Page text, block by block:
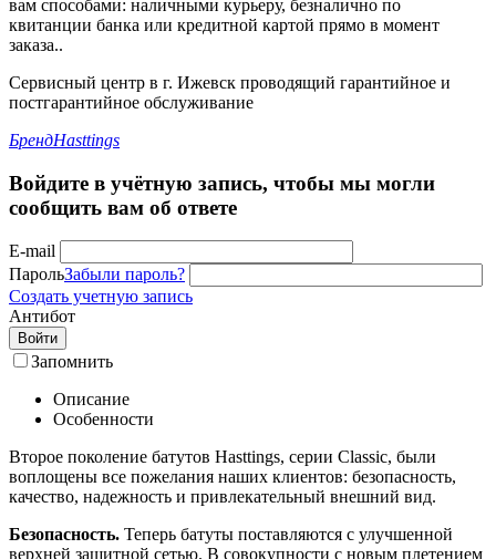
вам способами: наличными курьеру, безналично по
квитанции банка или кредитной картой прямо в момент
заказа..
Сервисный центр в г. Ижевск проводящий гарантийное и
постгарантийное обслуживание
БрендHasttings
Войдите в учётную запись, чтобы мы могли
сообщить вам об ответе
E-mail
ПарольЗабыли пароль?
Создать учетную запись
Антибот
Войти
Запомнить
Описание
Особенности
Второе поколение батутов Hasttings, серии Classic, были
воплощены все пожелания наших клиентов: безопасность,
качество, надежность и привлекательный внешний вид.
Безопасность. Теперь батуты поставляются с улучшенной
верхней защитной сетью. В совокупности с новым плетением